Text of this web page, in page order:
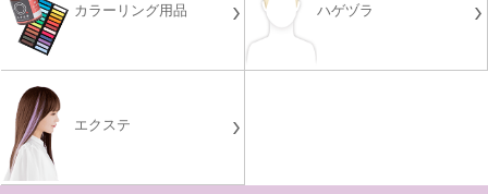
カラーリング用品 ハゲヅラ
エクステ